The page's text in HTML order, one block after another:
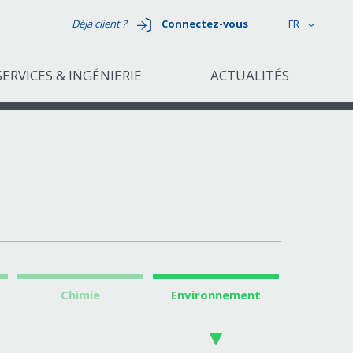
& INGÉNIERIE ACTUALITÉS
Déjà client ? Connectez-vous FR
Chimie Environnement